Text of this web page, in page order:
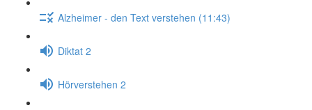
Alzheimer - den Text verstehen (11:43)
Diktat 2
Hörverstehen 2